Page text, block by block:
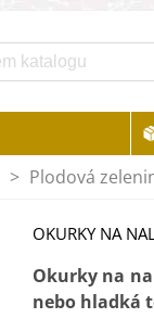
> Plodová
OKURKY NA
Okurky na
nebo hladká